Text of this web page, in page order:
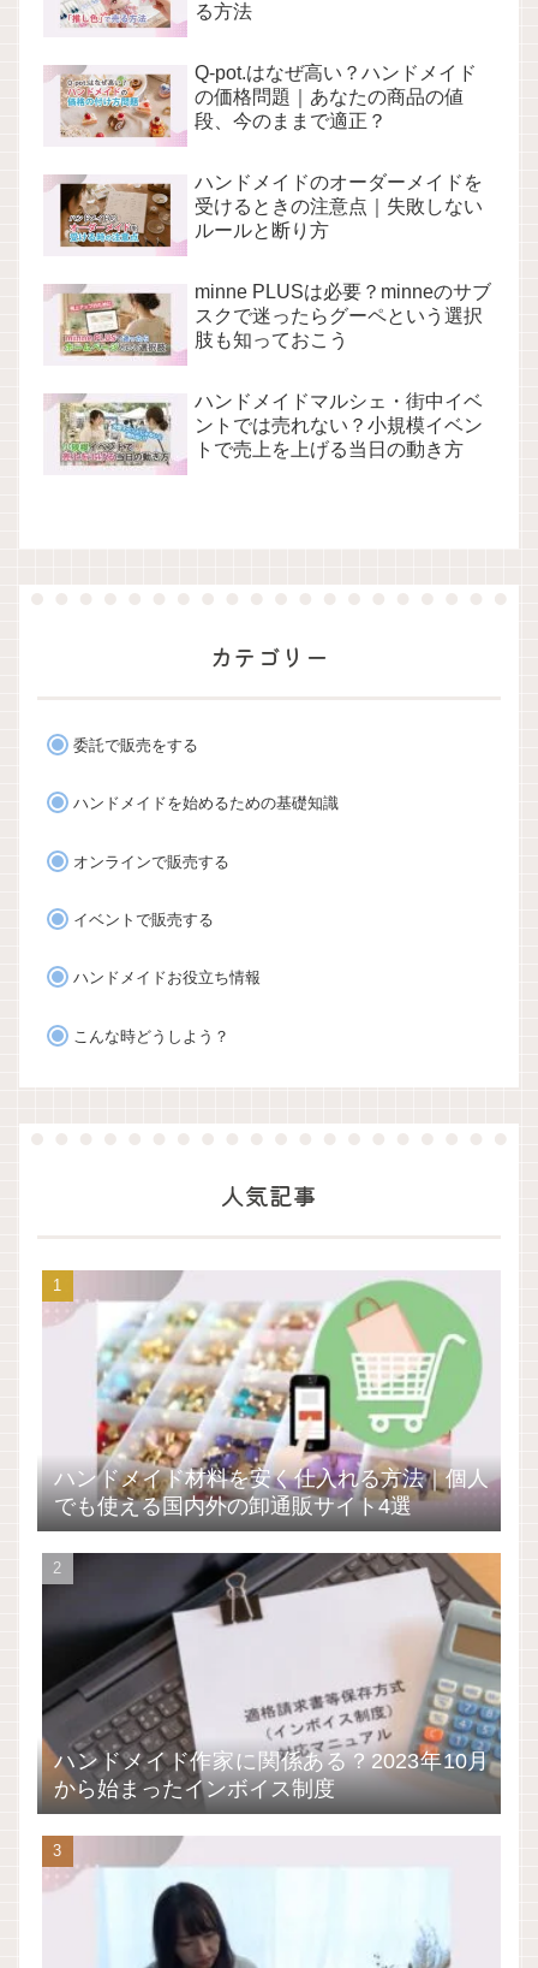
る方法
Q-pot.はなぜ高い？ハンドメイド
の価格問題｜あなたの商品の値
段、今のままで適正？
ハンドメイドのオーダーメイドを
受けるときの注意点｜失敗しない
ルールと断り方
minne PLUSは必要？minneのサブ
スクで迷ったらグーペという選択
肢も知っておこう
ハンドメイドマルシェ・街中イベ
ントでは売れない？小規模イベン
トで売上を上げる当日の動き方
カテゴリー
委託で販売をする
ハンドメイドを始めるための基礎知識
オンラインで販売する
イベントで販売する
ハンドメイドお役立ち情報
こんな時どうしよう？
人気記事
ハンドメイド材料を安く仕入れる方法｜個人
でも使える国内外の卸通販サイト4選
ハンドメイド作家に関係ある？2023年10月
から始まったインボイス制度